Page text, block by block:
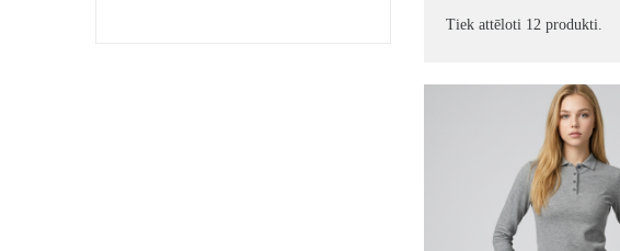
Tiek attēloti 12 produkti.